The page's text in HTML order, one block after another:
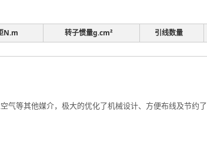
N.m 转子惯量g.cm² 引线数量
气等其他媒介，极大的优化了机械设计、方便布线及节约